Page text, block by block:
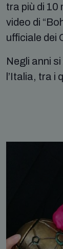
tra più di 10
video di
ufficiale dei
Negli anni
l’Italia, tra i